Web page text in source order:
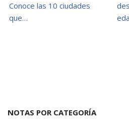
Conoce las 10 ciudades
que…
NOTAS POR CATEGORÍA